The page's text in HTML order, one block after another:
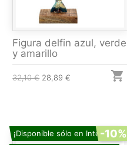
Figura delfin azul, verde
y amarillo
32,10 € 28,89 € 
¡Disponible sólo en Internet!
-10%